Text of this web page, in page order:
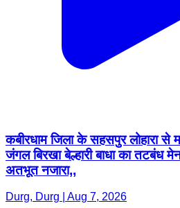
कबीरधाम जिला के सहसपुर लोहारा से
जंगल बिरखा बेल्हारी बाधा का तटबंध
अतभूत नजारा,,
Durg, Durg | Aug 7, 2026